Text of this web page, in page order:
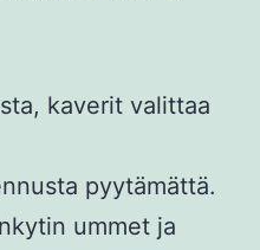
kaverit valittaa
pyytämättä.
ummet ja